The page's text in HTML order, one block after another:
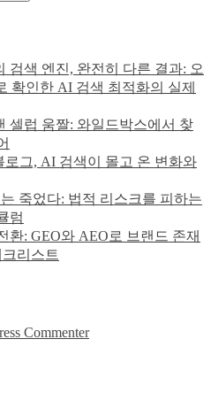
의
가
수
와
의
항
검색 엔진, 완전히 다른 결과: 오
확인한 AI 검색 최적화의 실제
셀럽 움짤: 와일드박스에서 찾
로그, AI 검색이 몰고 온 변화와
죽었다: 법적 리스크를 피하는
럼
환: GEO와 AEO로 브랜드 존재
리스트
Commenter